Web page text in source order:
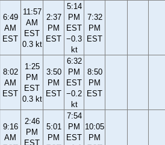
6:49
AM
EST
11:57
AM
EST
0.3 kt
2:37
PM
EST
5:14
PM
EST
−0.3
kt
7:32
PM
EST
8:02
AM
EST
1:25
PM
EST
0.3 kt
3:50
PM
EST
6:32
PM
EST
−0.2
kt
8:50
PM
EST
9:16
AM
2:46
PM
EST
5:01
PM
7:54
PM
EST
10:05
PM